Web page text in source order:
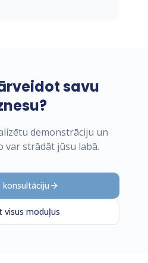
savu
demonstrāciju un
var strādāt jūsu labā.
konsultāciju
visus moduļus